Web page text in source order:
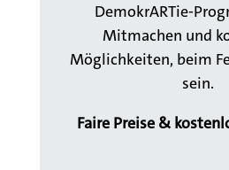
DemokrARTie-
Mitmachen und
Möglichkeiten, beim
sein.
Faire Preise &